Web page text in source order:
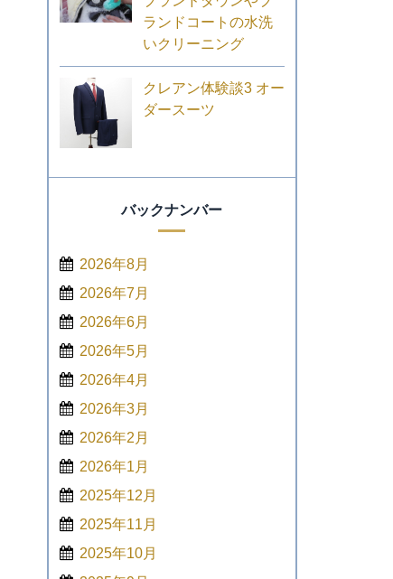
ランドコートの水洗
いクリーニング
クレアン体験談3 オー
ダースーツ
バックナンバー
2026年8月
2026年7月
2026年6月
2026年5月
2026年4月
2026年3月
2026年2月
2026年1月
2025年12月
2025年11月
2025年10月